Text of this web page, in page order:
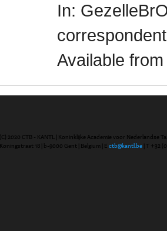
In:
Available
(C) 2020 CTB - KANTL | Koninklijke Academie voor Nederlandse
Koningstraat 18 | b-9000 Gent | Belgium | E ctb@kantl.be | T +32